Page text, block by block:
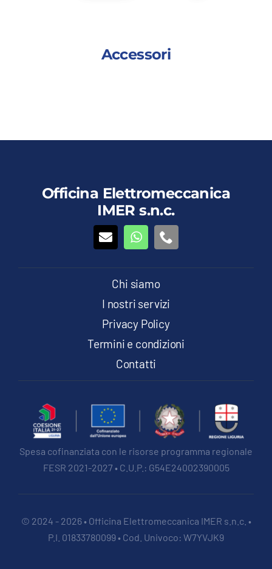
Le
opzioni
possono
essere
scelte
nella
del
prodotto
Accessori
Officina Elettromeccanica
IMER s.n.c.
Chi siamo
I nostri servizi
Privacy Policy
Termini e condizioni
Contatti
Spesa cofinanziata con le risorse programma regionale
FESR 2021-2027 • C.U.P.: G54E24002390005
© 2024 - 2026 • Officina Elettromeccanica IMER s.n.c. •
P.I. 01833780099 • Cod. Univoco: W7YVJK9